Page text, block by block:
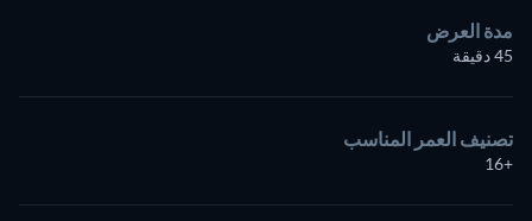
مدة العرض
45 دقيقة
تصنيف العمر المناسب
+16